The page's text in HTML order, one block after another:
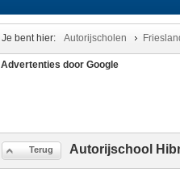
Je bent hier: Autorijscholen
Advertenties door Google
Terug Autorijschool